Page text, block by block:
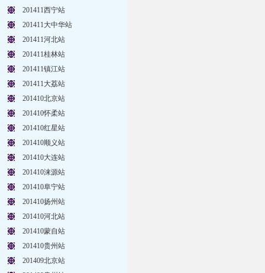
201411西宁站
201411大中华站
201411河北站
201411桂林站
201411镇江站
201411大荔站
201410北京站
201410怀柔站
201410红星站
201410顺义站
201410大连站
201410涞源站
201410阜宁站
201410扬州站
201410河北站
201410蒙自站
201410贵州站
201409北京站